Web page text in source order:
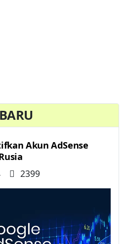
Akun AdSense
2399